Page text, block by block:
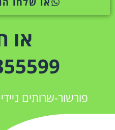
או
פורשור-שרותים